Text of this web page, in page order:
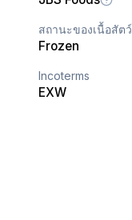
สถานะของเนื้อสัตว์
Frozen
Incoterms
EXW